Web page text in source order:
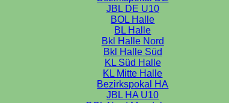
JBL DE U10
BOL Halle
BL Halle
Bkl Halle Nord
Bkl Halle Süd
KL Süd Halle
KL Mitte Halle
Bezirkspokal HA
JBL HA U10